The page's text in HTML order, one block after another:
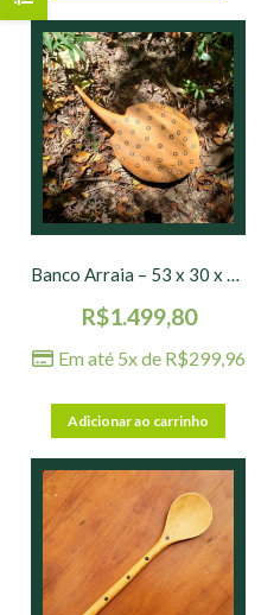
Banco Arraia – 53 x 30 x 19 cm
R$1.499,80
Em até 5x de R$299,96
Adicionar ao carrinho